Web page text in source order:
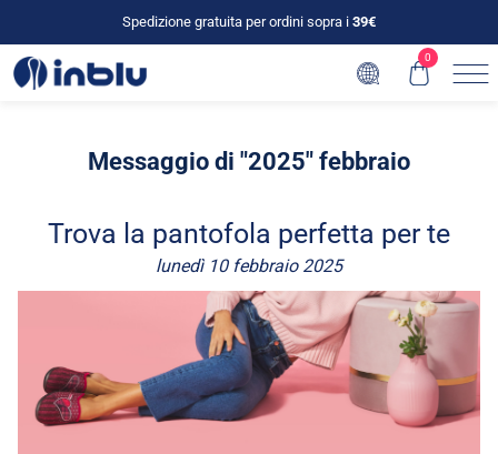
Spedizione gratuita per ordini sopra i 39€
0
Messaggio di "2025" febbraio
Trova la pantofola perfetta per te
lunedì 10 febbraio 2025